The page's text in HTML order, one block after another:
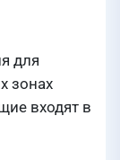
для
зонах
входят в